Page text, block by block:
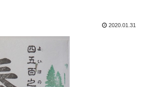
2020.01.31